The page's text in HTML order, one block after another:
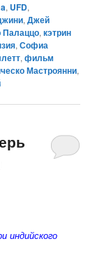
, UFD,
,Джей
Палаццо,кэтрин
,Софиа
,фильм
Мастроянни,
индийского